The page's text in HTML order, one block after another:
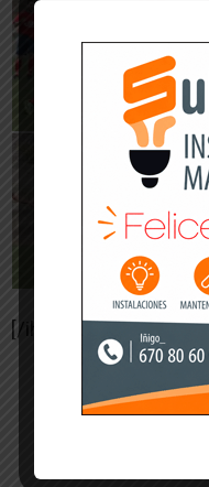
[/ihc-hide-content]